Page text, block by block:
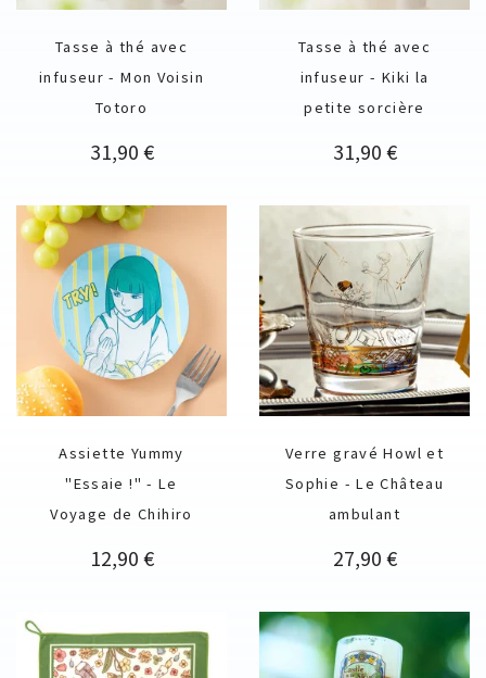
Tasse à thé avec
infuseur - Mon Voisin
Totoro
Prix
31,90 €
Tasse à thé avec
infuseur - Kiki la
petite sorcière
Prix
31,90 €
Assiette Yummy
"Essaie !" - Le
Voyage de Chihiro
Prix
12,90 €
Verre gravé Howl et
Sophie - Le Château
ambulant
Prix
27,90 €